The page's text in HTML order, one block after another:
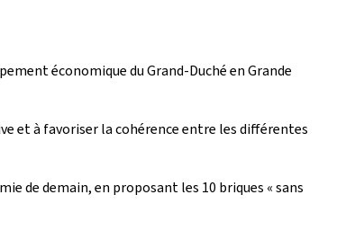
économique du Grand-Duché en Grande
et à favoriser la cohérence entre les différentes
de demain, en proposant les 10 briques « sans